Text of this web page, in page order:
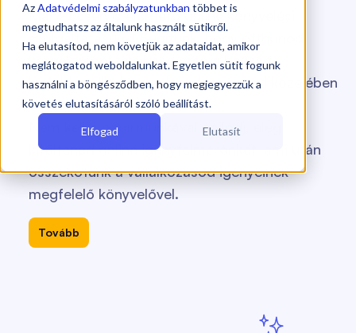
AzAdatvédelmi szabályzatunkban többet is
megtudhatsz az általunk használt sütikről.
Ha elutasítod, nem követjük az adataidat, amikor
meglátogatod weboldalunkat. Egyetlen sütit fogunk
használni a böngésződben, hogy megjegyezzük a
követés elutasításáról szóló beállítást.
Elfogad Elutasít
Már Pécsen is elérhető online könyvelési
szolgáltatásunk! Segítünk, hogy otthonod
kényelméből találhasd meg a hozzád
legjobban illő könyvelőt, aki városod közelében
dolgozik.
Nem kell a papírmunkával bajlódj, elég
kitöltened online igényfelmérőnket, ami után
összekötünk a vállalkozásod igényeinek
megfelelő könyvelővel.
Tovább